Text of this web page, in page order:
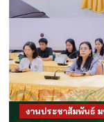
งานประชาสัมพันธ์